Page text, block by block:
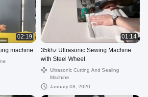
02:19
machine
01:14
35khz Ultrasonic Sewing Machine
with Steel Wheel
Ultrasonic Cutting And Sealing
Machine
January 08, 2020